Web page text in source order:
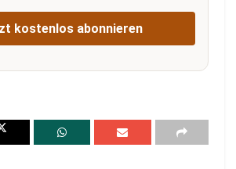
kostenlos abonnieren